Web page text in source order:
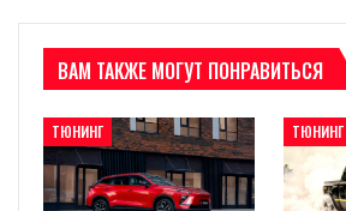
ВАМ ТАКЖЕ МОГУТ ПОНРАВИТЬСЯ
ТЮНИНГ ТЮНИНГ